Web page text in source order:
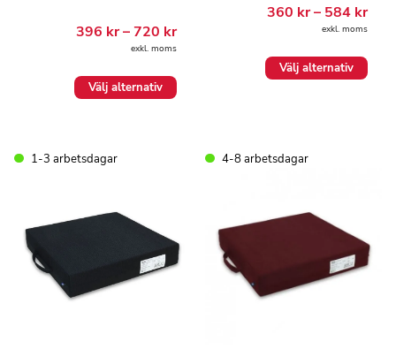
396 kr–720 krPrisintervall:
396.00 kr
till
exkl. moms
Välj alternativ
varianter.
kan
väljas
på
produktsidan
360 kr– 584 kr
till
exkl. moms
Välj alternativ
De
väljas
på
produktsidan
1-3 arbetsdagar 4-8 arbetsdagar